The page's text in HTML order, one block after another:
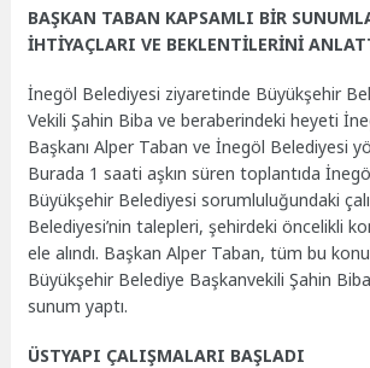
BAŞKAN TABAN KAPSAMLI BİR
İHTİYAÇLARI VE BEKLENTİLERİNİ
İnegöl Belediyesi ziyaretinde Büyükşehir
Vekili Şahin Biba ve beraberindeki heyeti
Başkanı Alper Taban ve İnegöl Belediyesi
Burada 1 saati aşkın süren toplantıda
Büyükşehir Belediyesi sorumluluğundaki
Belediyesi’nin talepleri, şehirdeki öncelikli
ele alındı. Başkan Alper Taban, tüm bu
Büyükşehir Belediye Başkanvekili Şahin
sunum yaptı.
ÜSTYAPI ÇALIŞMALARI BAŞLADI